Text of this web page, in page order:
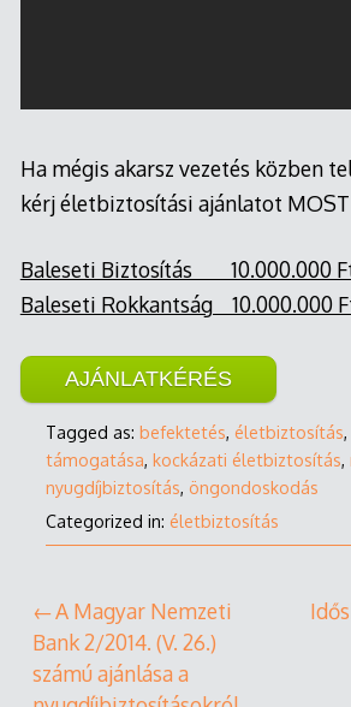
Ha mégis akarsz vezetés közben
kérj életbiztosítási ajánlatot
Baleseti Biztosítás 10.000.000
Baleseti Rokkantság 10.000.000
AJÁNLATKÉRÉS
Tagged as: befektetés, életbiztosítás,
támogatása, kockázati életbiztosítás,
nyugdíjbiztosítás, öngondoskodás
Categorized in: életbiztosítás
Bejegyzés
navigáció
A Magyar Nemzeti
Bank 2/2014. (V. 26.)
számú ajánlása a